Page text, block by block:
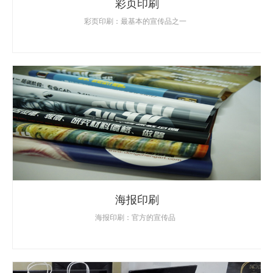
彩页印刷：最基本的宣传品之一
海报印刷
海报印刷：官方的宣传品